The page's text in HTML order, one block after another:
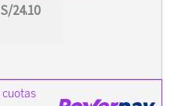
S/24.10